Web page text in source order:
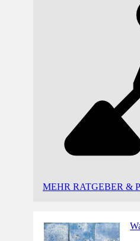
MEHR RATGEBER &